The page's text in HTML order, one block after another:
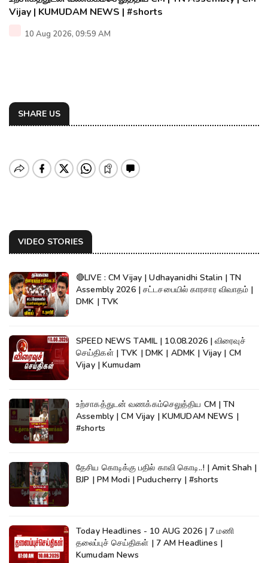
Vijay | KUMUDAM NEWS | #shorts
10 Aug 2026, 09:59 AM
SHARE US
VIDEO STORIES
🔴LIVE : CM Vijay | Udhayanidhi Stalin | TN
Assembly 2026 | சட்டசபையில் காரசார விவாதம் |
DMK | TVK
SPEED NEWS TAMIL | 10.08.2026 | விரைவுச்
செய்திகள் | TVK | DMK | ADMK | Vijay | CM
Vijay | Kumudam
உற்சாகத்துடன் வணக்கம்செலுத்திய CM | TN
Assembly | CM Vijay | KUMUDAM NEWS |
#shorts
தேசிய கொடிக்கு பதில் காவி கொடி..! | Amit Shah |
BJP | PM Modi | Puducherry | #shorts
Today Headlines - 10 AUG 2026 | 7 மணி
தலைப்புச் செய்திகள் | 7 AM Headlines |
Kumudam News